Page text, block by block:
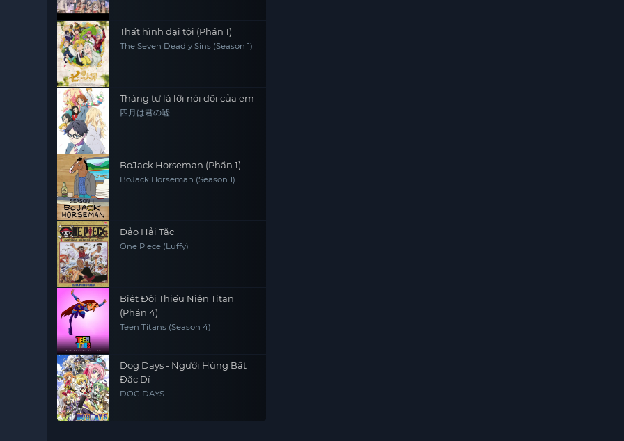
Thất hình đại tội (Phần 1)
The Seven Deadly Sins (Season 1)
Tháng tư là lời nói dối của em
四月は君の嘘
BoJack Horseman (Phần 1)
BoJack Horseman (Season 1)
Đảo Hải Tặc
One Piece (Luffy)
Biệt Đội Thiếu Niên Titan
(Phần 4)
Teen Titans (Season 4)
Dog Days - Người Hùng Bất
Đắc Dĩ
DOG DAYS